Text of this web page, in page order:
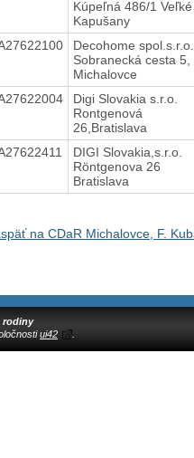
Kúpeľná 486/1 Veľké
Kapušany
Decohome spol.s.r.o.
Sobranecká cesta 5,
Michalovce
Digi Slovakia s.r.o.
Rontgenová
26,Bratislava
DIGI Slovakia,s.r.o.
Röntgenova 26
Bratislava
na CDaR Michalovce, F.
rodiny
ui42